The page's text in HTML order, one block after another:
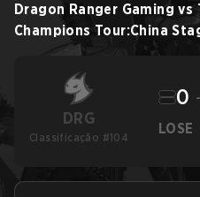
Dragon Ranger Gaming vs
Champions Tour:China
DRG
Classificação #104
LOSE
0